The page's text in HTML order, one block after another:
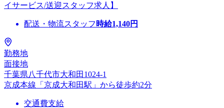
イサービス/送迎スタッフ求人】
配送・物流スタッフ 時給1,140円
勤務地
面接地
千葉県八千代市大和田1024-1
京成本線「京成大和田駅」から徒歩約2分
交通費支給